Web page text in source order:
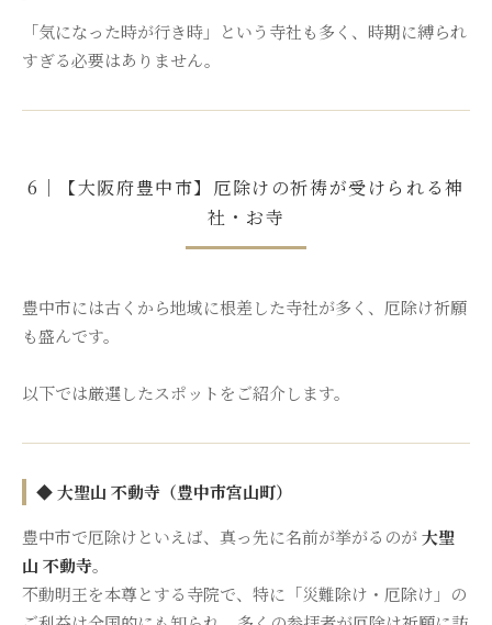
「気になった時が行き時」という寺社も多く、時期に縛られ
すぎる必要はありません。
6｜【大阪府豊中市】厄除けの祈祷が受けられる神
社・お寺
豊中市には古くから地域に根差した寺社が多く、厄除け祈願
も盛んです。
以下では厳選したスポットをご紹介します。
◆ 大聖山 不動寺（豊中市宮山町）
豊中市で厄除けといえば、真っ先に名前が挙がるのが大聖
山 不動寺。
不動明王を本尊とする寺院で、特に「災難除け・厄除け」の